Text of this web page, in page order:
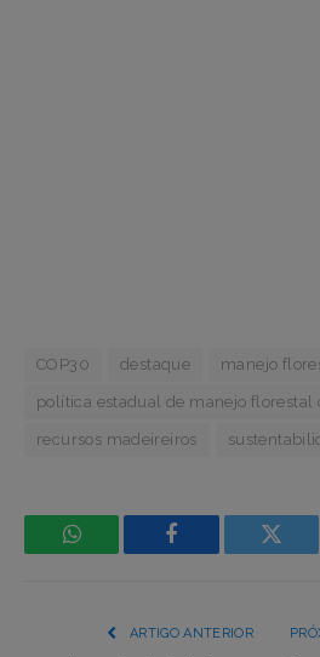
COP30 destaque manejo
política estadual de manejo florestal
recursos madeireiros
WhatsApp Facebook
ARTIGO ANTERIOR